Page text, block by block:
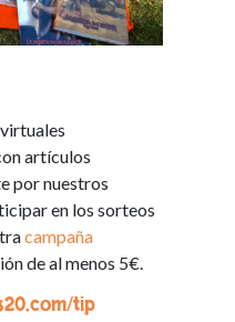
artículos
por nuestros
en los sorteos
campaña
de al menos 5€.
tip